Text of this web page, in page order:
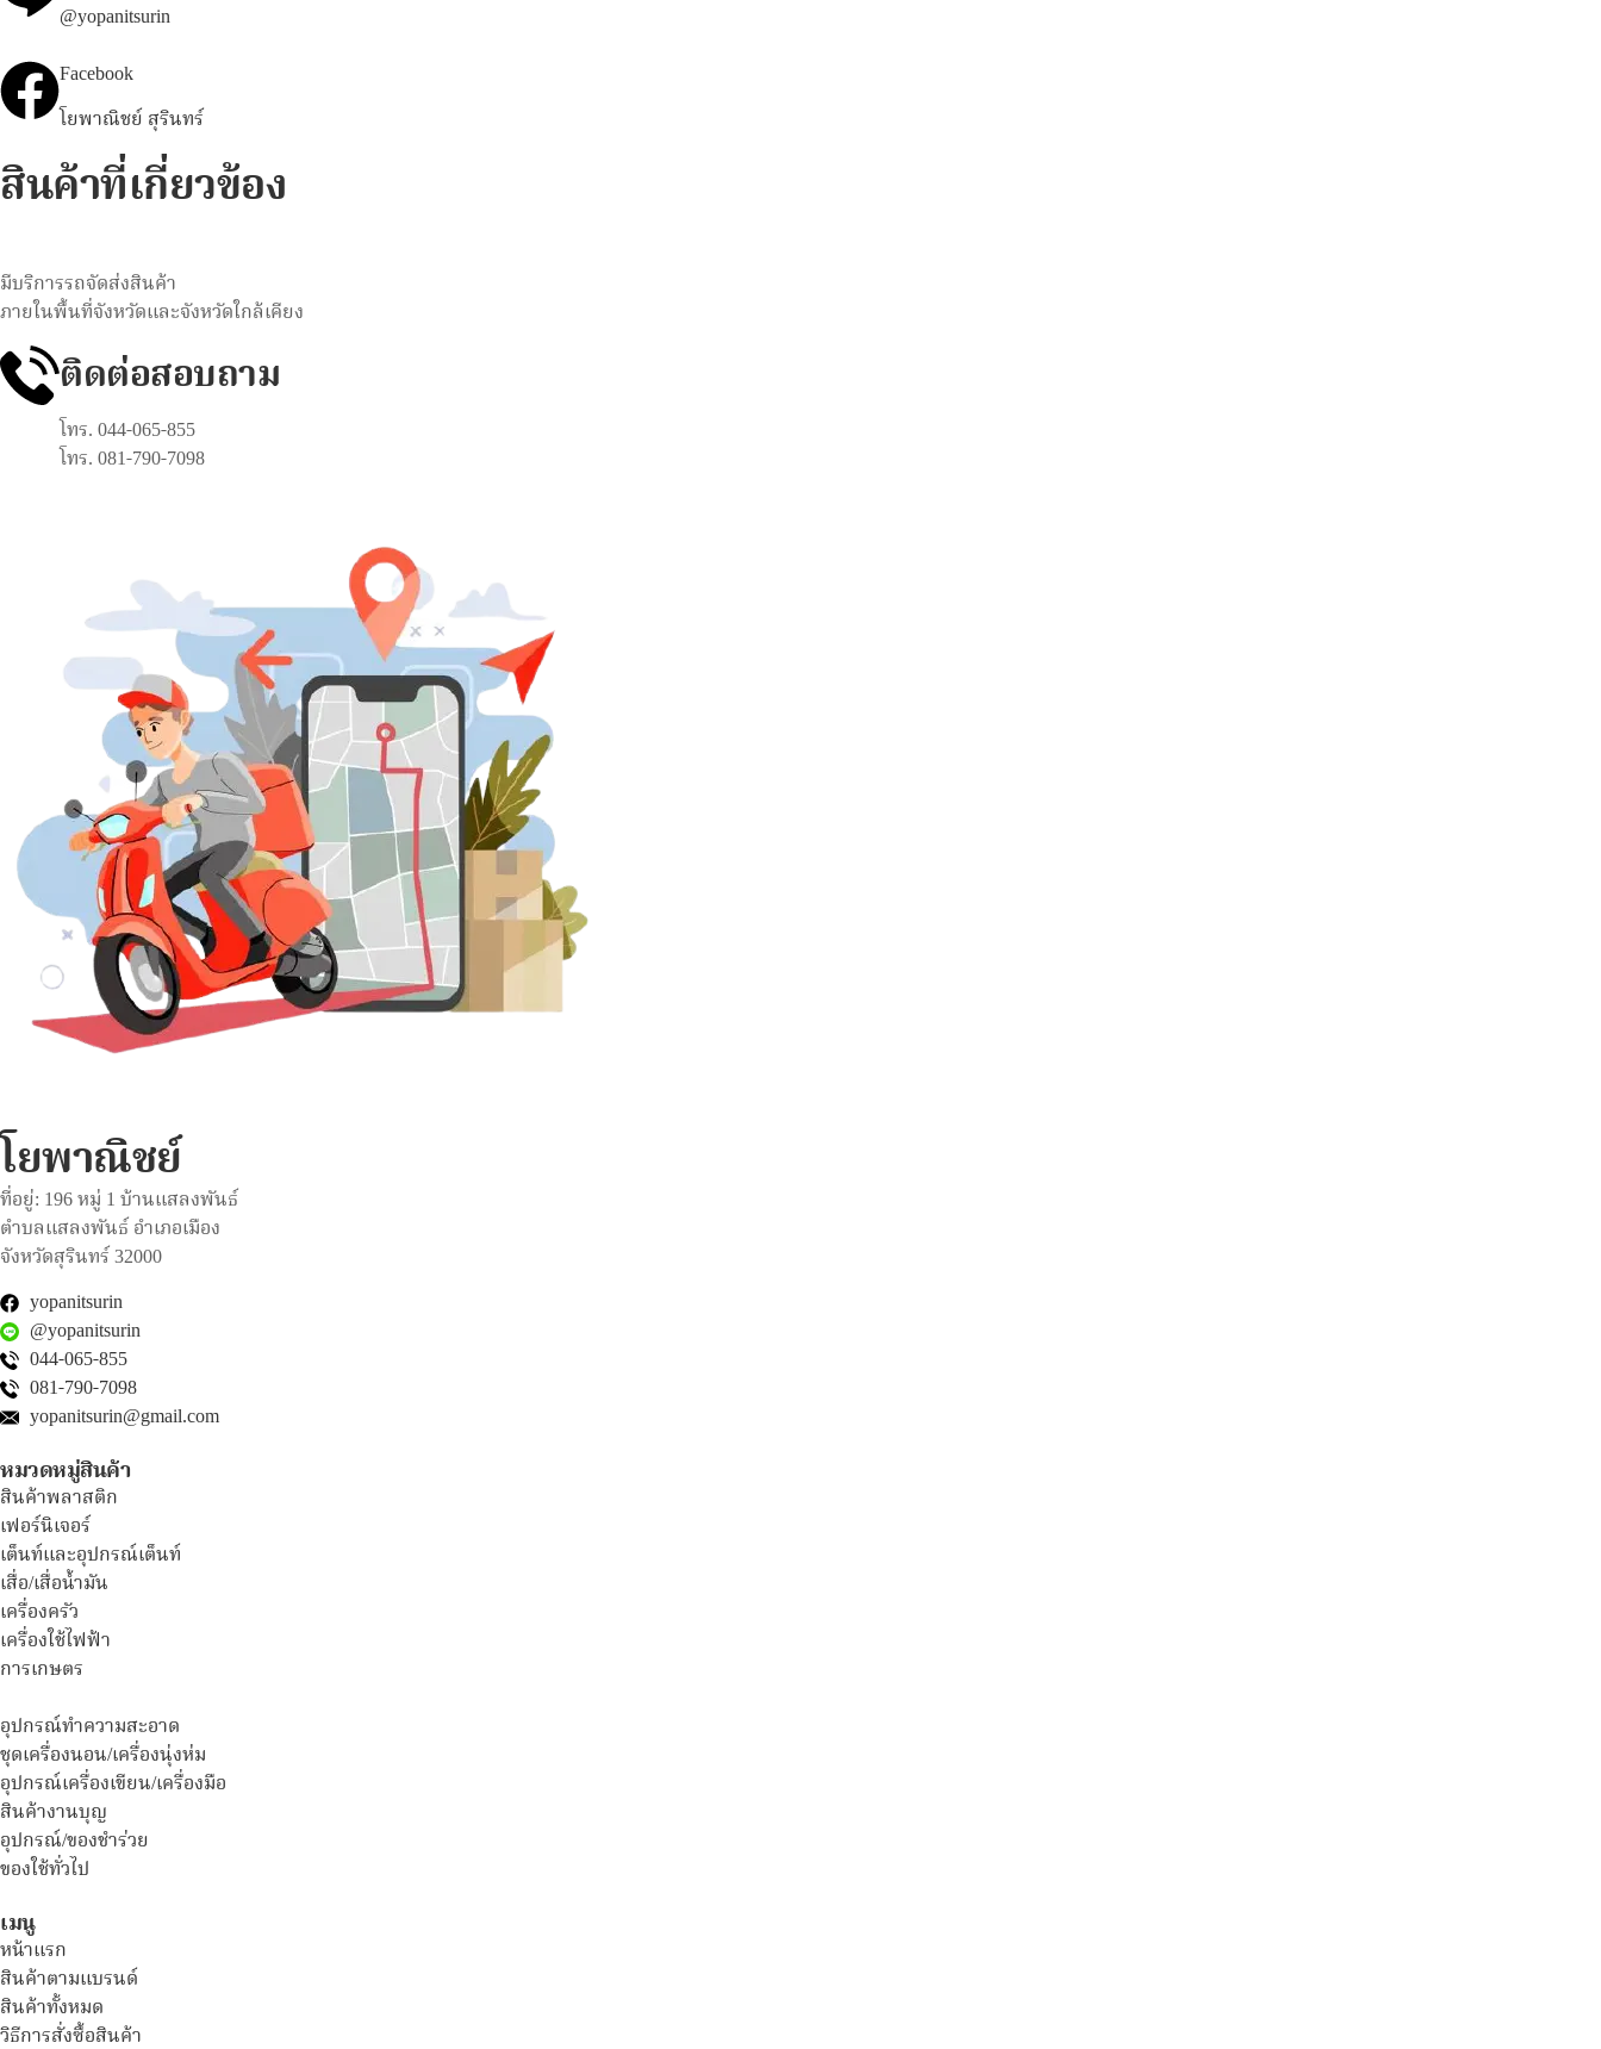
@yopanitsurin
Facebook
โยพาณิชย์ สุรินทร์
สินค้าที่เกี่ยวข้อง
มีบริการรถจัดส่งสินค้า
ภายในพื้นที่จังหวัดและจังหวัดใกล้เคียง
ติดต่อสอบถาม
โทร. 044-065-855
โทร. 081-790-7098
โยพาณิชย์
ที่อยู่: 196 หมู่ 1 บ้านแสลงพันธ์
ตำบลแสลงพันธ์ อำเภอเมือง
จังหวัดสุรินทร์ 32000
yopanitsurin
@yopanitsurin
044-065-855
081-790-7098
yopanitsurin@gmail.com
หมวดหมู่สินค้า
สินค้าพลาสติก
เฟอร์นิเจอร์
เต็นท์และอุปกรณ์เต็นท์
เสื่อ/เสื่อน้ำมัน
เครื่องครัว
เครื่องใช้ไฟฟ้า
การเกษตร
อุปกรณ์ทำความสะอาด
ชุดเครื่องนอน/เครื่องนุ่งห่ม
อุปกรณ์เครื่องเขียน/เครื่องมือ
สินค้างานบุญ
อุปกรณ์/ของชำร่วย
ของใช้ทั่วไป
เมนู
หน้าแรก
สินค้าตามแบรนด์
สินค้าทั้งหมด
วิธีการสั่งซื้อสินค้า